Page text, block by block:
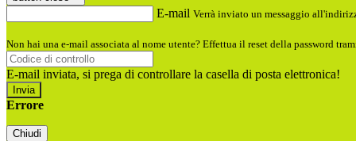
E-mail Verrà inviato un messaggio
Non hai una e-mail associata al nome utente? Effettua il reset della password
E-mail inviata, si prega di controllare la casella di posta elettronica!
Errore
Chiudi